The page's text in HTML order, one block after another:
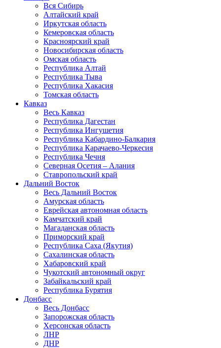
Вся Сибирь
Алтайский край
Иркутская область
Кемеровская область
Красноярский край
Новосибирская область
Омская область
Республика Алтай
Республика Тыва
Республика Хакасия
Томская область
Кавказ
Весь Кавказ
Республика Дагестан
Республика Ингушетия
Республика Кабардино-Балкария
Республика Карачаево-Черкесия
Республика Чечня
Северная Осетия – Алания
Ставропольский край
Дальний Восток
Весь Дальний Восток
Амурская область
Еврейская автономная область
Камчатский край
Магаданская область
Приморский край
Республика Саха (Якутия)
Сахалинская область
Хабаровский край
Чукотский автономный округ
Забайкальский край
Республика Бурятия
Донбасс
Весь Донбасс
Запорожская область
Херсонская область
ЛНР
ДНР